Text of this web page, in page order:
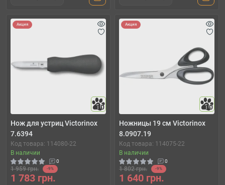
Акция
10
Нож для устриц Victorinox
7.6394
Код товара: 114080-22
В наличии
0
1 959 грн. -9%
1 783 грн.
Акция
10
Ножницы 19 см Victorinox
8.0907.19
Код товара: 114075-22
В наличии
0
1 802 грн. -9%
1 640 грн.